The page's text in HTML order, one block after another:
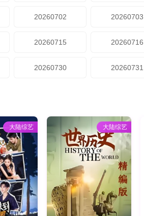
20260702 20260703
20260715 20260716
20260730 20260731
大陆综艺 大陆综艺